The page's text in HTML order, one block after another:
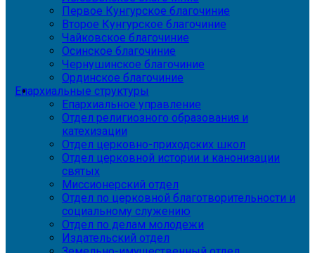
Первое Кунгурское благочиние
Второе Кунгурское благочиние
Чайковское благочиние
Осинское благочиние
Чернушинское благочиние
Ординское благочиние
Епархиальные структуры
Епархиальное управление
Отдел религиозного образования и
катехизации
Отдел церковно-приходских школ
Отдел церковной истории и канонизации
святых
Миссионерский отдел
Отдел по церковной благотворительности и
социальному служению
Отдел по делам молодежи
Издательский отдел